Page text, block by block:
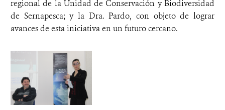
regional de la Unidad de Conservación y Biodiversidad
de Sernapesca; y la Dra. Pardo, con objeto de lograr
avances de esta iniciativa en un futuro cercano.